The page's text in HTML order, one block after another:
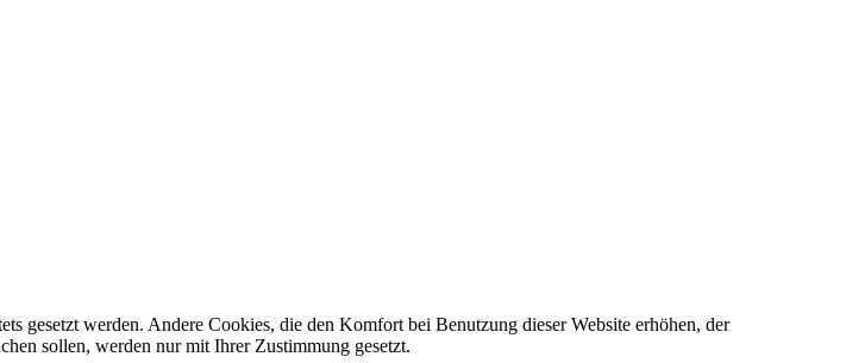
gesetzt werden. Andere Cookies, die den Komfort bei Benutzung dieser Website erhöhen, der
sollen, werden nur mit Ihrer Zustimmung gesetzt.